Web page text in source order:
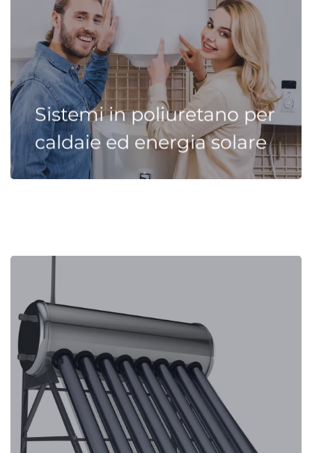
Sistemi in poliuretano per
caldaie ed energia solare